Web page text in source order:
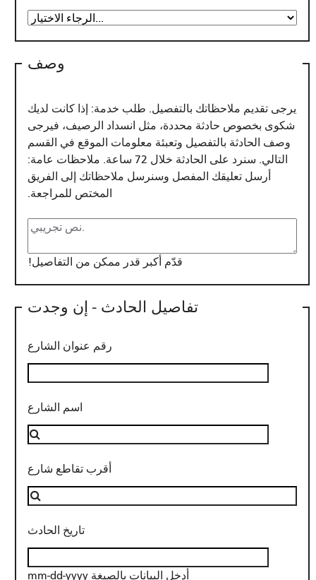
وصف
يرجى تقديم ملاحظاتك بالتفصيل. طلب ​​خدمة: إذا كانت لديك
شكوى بخصوص حادثة محددة، مثل انسداد الرصيف، فيرجى
وصف الحادثة بالتفصيل وتعبئة معلومات الموقع في القسم
التالي. سنرد على الحادثة خلال 72 ساعة. ملاحظات عامة:
أرسل تعليقك المفصل وسنرسل ملاحظاتك إلى الفريق
المختص للمراجعة.
قدّم أكبر قدر ممكن من التفاصيل!
تفاصيل الحادث - إن وجدت
رقم عنوان الشارع
اسم الشارع
أقرب تقاطع شارع
تاريخ الحادث
أدخل البيانات بالصيغة mm-dd-yyyy